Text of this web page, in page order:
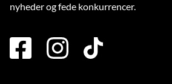
nyheder og fede konkurrencer.
facebook
square
instagramtiktok